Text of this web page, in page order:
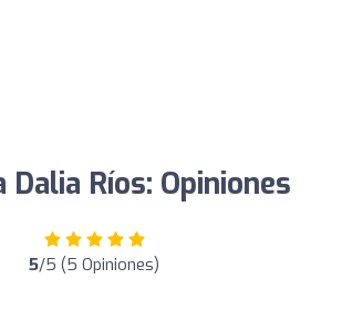
Ríos: Opiniones
5/5 (5 Opiniones)